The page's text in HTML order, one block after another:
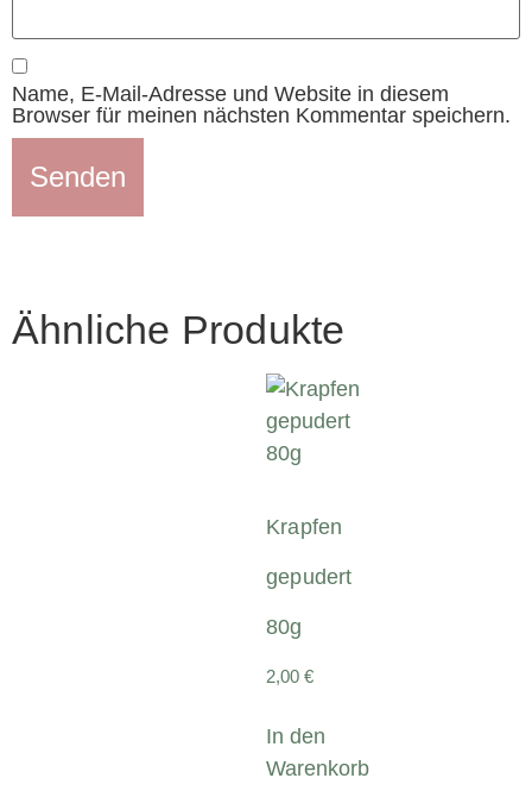
Name, E-Mail-Adresse und Website in diesem
Browser für meinen nächsten Kommentar speichern.
Ähnliche Produkte
Krapfen
gepudert
80g
2,00 €
In den
Warenkorb